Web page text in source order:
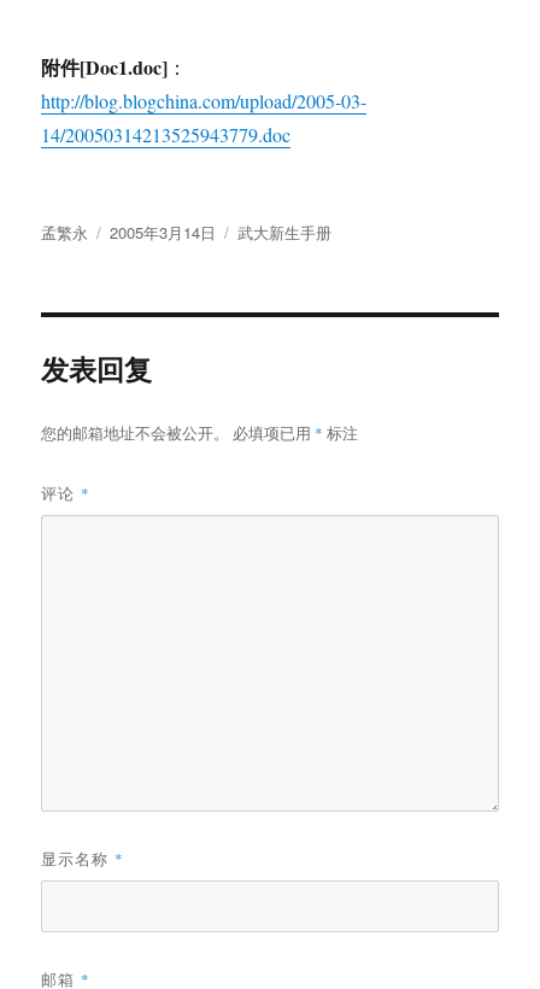
附件[Doc1.doc] ：
http://blog.blogchina.com/upload/2005-03-
14/20050314213525943779.doc
作
孟繁永
发
2005年3月14日
分
武大新生手册
发表回复
您的邮箱地址不会被公开。 必填项已用 * 标注
评论 *
显示名称 *
邮箱 *